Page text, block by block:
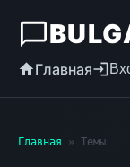
Главная
Главная » Темы